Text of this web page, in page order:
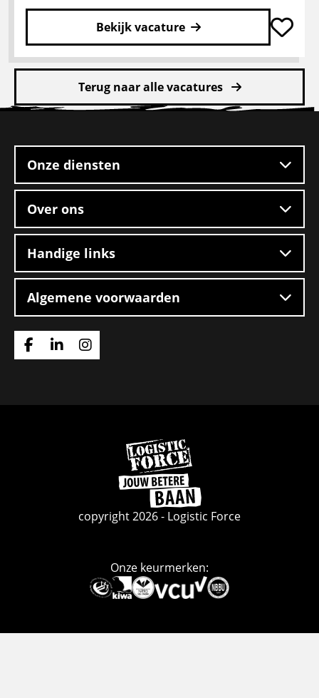
Bekijk vacature
Lees
meer
Chauffeur
Terug naar alle vacatures
footer
Onze diensten
Over ons
Handige links
Algemene voorwaarden
Ga
Ga
Ga
Ga
naar
de
homepage
copyright 2026 - Logistic Force
Onze keurmerken:
Deze
link
naar